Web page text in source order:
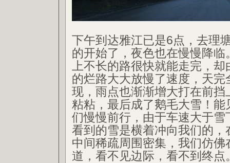
下午到达雅江已是6点，去理
的开始了，夜色也在慢慢降
上不长的路很快就能走完，
的烂路大大放慢了速度，天
现，雨点也渐渐增大打在前挡
粘粘，最后成了鹅毛大雪！
们慢慢前行，由于车速大于雪
看到的雪是横着冲向我们的，
中间稀疏周围密集，我们仿
道，看不见边际，看不到终点